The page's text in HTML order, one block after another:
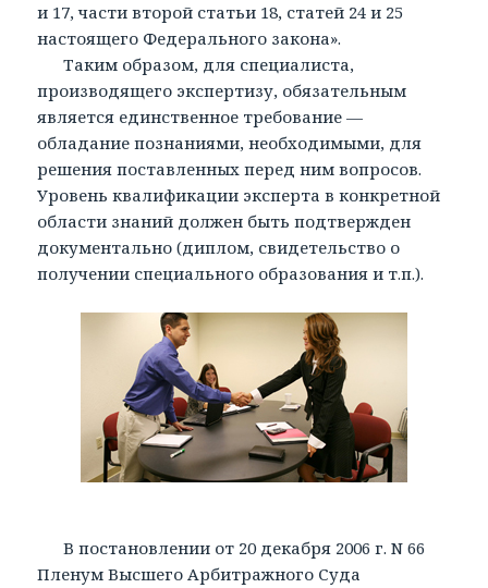
и 17, части второй статьи 18, статей 24 и 25
настоящего Федерального закона».
Таким образом, для специалиста,
производящего экспертизу, обязательным
является единственное требование —
обладание познаниями, необходимыми, для
решения поставленных перед ним вопросов.
Уровень квалификации эксперта в конкретной
области знаний должен быть подтвержден
документально (диплом, свидетельство о
получении специального образования и т.п.).
В постановлении от 20 декабря 2006 г. N 66
Пленум Высшего Арбитражного Суда